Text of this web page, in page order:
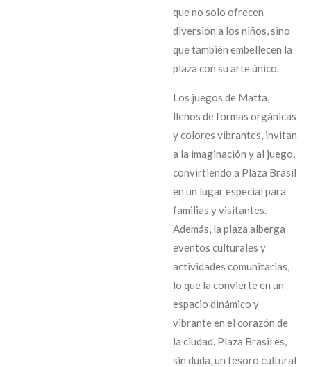
que no solo ofrecen
diversión a los niños, sino
que también embellecen la
plaza con su arte único.
Los juegos de Matta,
llenos de formas orgánicas
y colores vibrantes, invitan
a la imaginación y al juego,
convirtiendo a Plaza Brasil
en un lugar especial para
familias y visitantes.
Además, la plaza alberga
eventos culturales y
actividades comunitarias,
lo que la convierte en un
espacio dinámico y
vibrante en el corazón de
la ciudad. Plaza Brasil es,
sin duda, un tesoro cultural